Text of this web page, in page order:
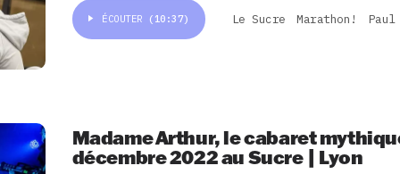
ÉCOUTER (10:37) Le Sucre Marathon! Paul
Madame Arthur, le cabaret
décembre 2022 au Sucre | Lyon